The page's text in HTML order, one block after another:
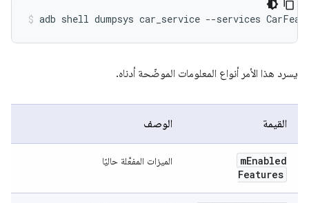
يسرد هذا الأمر أنواع المعلومات الموضّحة أدناه.
القيمة الوصف
mEnabled
Features
الميزات المفعَّلة حاليًا